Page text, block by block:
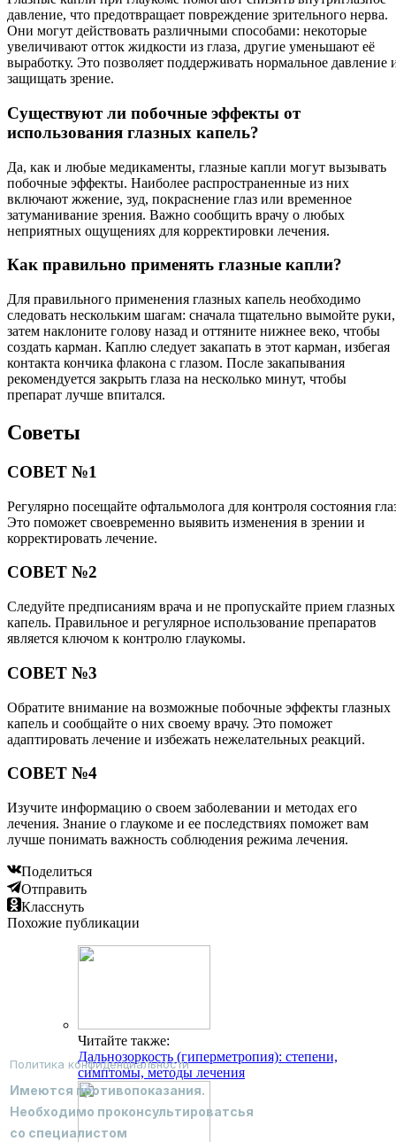
давление, что предотвращает повреждение зрительного нерва.
Они могут действовать различными способами: некоторые
увеличивают отток жидкости из глаза, другие уменьшают её
выработку. Это позволяет поддерживать нормальное давление
защищать зрение.
Существуют ли побочные эффекты от
использования глазных капель?
Да, как и любые медикаменты, глазные капли могут вызывать
побочные эффекты. Наиболее распространенные из них
включают жжение, зуд, покраснение глаз или временное
затуманивание зрения. Важно сообщить врачу о любых
неприятных ощущениях для корректировки лечения.
Как правильно применять глазные капли?
Для правильного применения глазных капель необходимо
следовать нескольким шагам: сначала тщательно вымойте руки,
затем наклоните голову назад и оттяните нижнее веко, чтобы
создать карман. Каплю следует закапать в этот карман, избегая
контакта кончика флакона с глазом. После закапывания
рекомендуется закрыть глаза на несколько минут, чтобы
препарат лучше впитался.
Советы
СОВЕТ №1
Регулярно посещайте офтальмолога для контроля состояния
Это поможет своевременно выявить изменения в зрении и
корректировать лечение.
СОВЕТ №2
Следуйте предписаниям врача и не пропускайте прием глазных
капель. Правильное и регулярное использование препаратов
является ключом к контролю глаукомы.
СОВЕТ №3
Обратите внимание на возможные побочные эффекты глазных
капель и сообщайте о них своему врачу. Это поможет
адаптировать лечение и избежать нежелательных реакций.
СОВЕТ №4
Изучите информацию о своем заболевании и методах его
лечения. Знание о глаукоме и ее последствиях поможет вам
лучше понимать важность соблюдения режима лечения.
Поделиться
Отправить
Класснуть
Похожие публикации
Читайте также:
Дальнозоркость (гиперметропия): степени,
симптомы, методы лечения
Политика конфиденциальности
Имеются противопоказания.
Необходимо проконсультироватсья
со специалистом